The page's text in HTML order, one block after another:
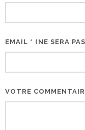
EMAIL * (NE SERA
VOTRE